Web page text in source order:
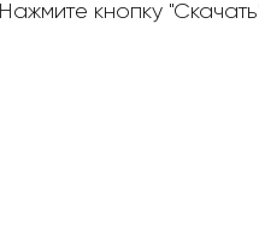
Нажмите кнопку